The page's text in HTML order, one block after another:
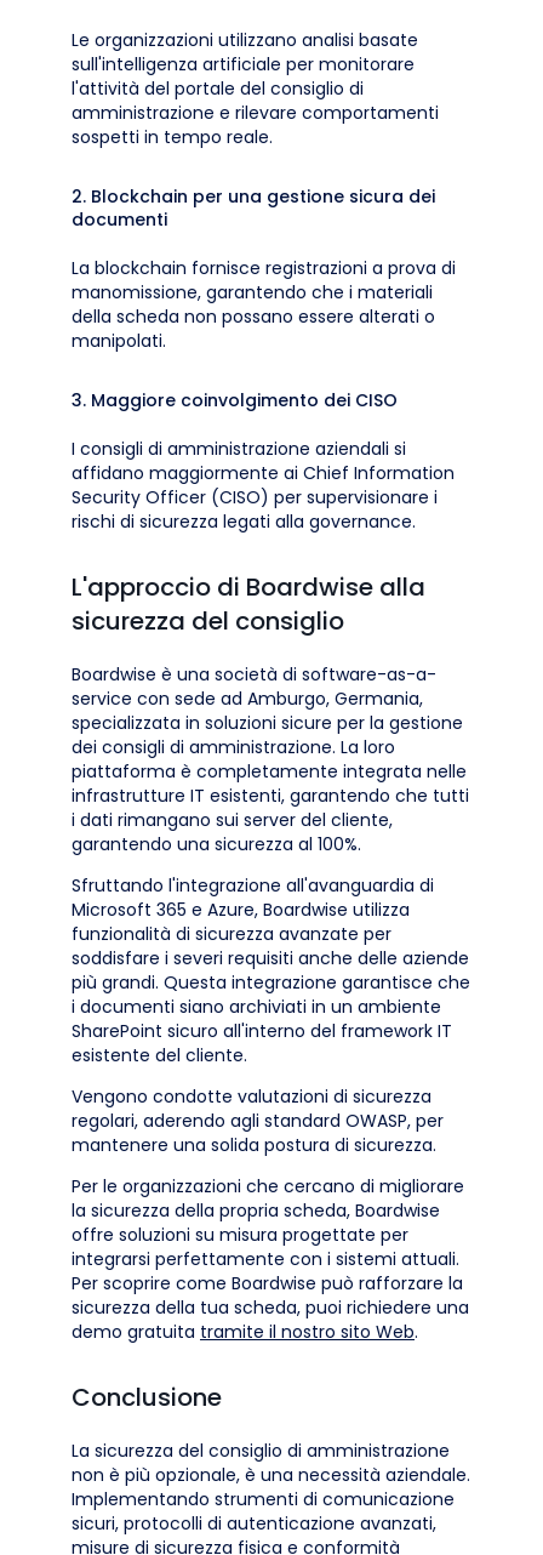
Le organizzazioni utilizzano analisi basate
sull'intelligenza artificiale per monitorare
l'attività del portale del consiglio di
amministrazione e rilevare comportamenti
sospetti in tempo reale.
2. Blockchain per una gestione sicura dei
documenti
La blockchain fornisce registrazioni a prova di
manomissione, garantendo che i materiali
della scheda non possano essere alterati o
manipolati.
3. Maggiore coinvolgimento dei CISO
I consigli di amministrazione aziendali si
affidano maggiormente ai Chief Information
Security Officer (CISO) per supervisionare i
rischi di sicurezza legati alla governance.
L'approccio di Boardwise alla
sicurezza del consiglio
Boardwise è una società di software-as-a-
service con sede ad Amburgo, Germania,
specializzata in soluzioni sicure per la gestione
dei consigli di amministrazione. La loro
piattaforma è completamente integrata nelle
infrastrutture IT esistenti, garantendo che tutti
i dati rimangano sui server del cliente,
garantendo una sicurezza al 100%.
Sfruttando l'integrazione all'avanguardia di
Microsoft 365 e Azure, Boardwise utilizza
funzionalità di sicurezza avanzate per
soddisfare i severi requisiti anche delle aziende
più grandi. Questa integrazione garantisce che
i documenti siano archiviati in un ambiente
SharePoint sicuro all'interno del framework IT
esistente del cliente.
Vengono condotte valutazioni di sicurezza
regolari, aderendo agli standard OWASP, per
mantenere una solida postura di sicurezza.
Per le organizzazioni che cercano di migliorare
la sicurezza della propria scheda, Boardwise
offre soluzioni su misura progettate per
integrarsi perfettamente con i sistemi attuali.
Per scoprire come Boardwise può rafforzare la
sicurezza della tua scheda, puoi richiedere una
demo gratuita tramite il nostro sito Web.
Conclusione
La sicurezza del consiglio di amministrazione
non è più opzionale, è una necessità aziendale.
Implementando strumenti di comunicazione
sicuri, protocolli di autenticazione avanzati,
misure di sicurezza fisica e conformità